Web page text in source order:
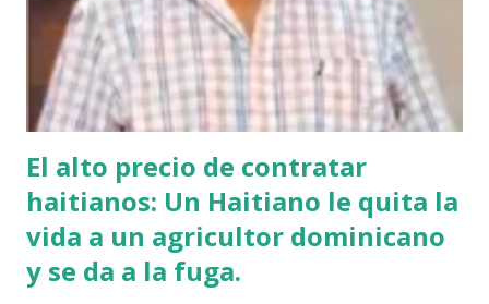
El alto precio de contratar
haitianos: Un Haitiano le quita la
vida a un agricultor dominicano
y se da a la fuga.